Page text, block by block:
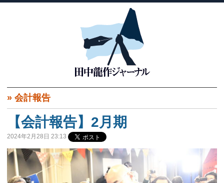
» 会計報告
【会計報告】2月期
2024年2月28日 23:13